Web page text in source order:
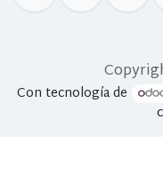
Con tecnología de